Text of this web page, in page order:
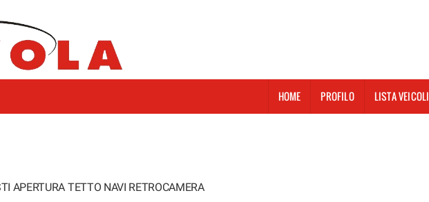
HOME PROFILO LISTA VEICOLI
APERTURA TETTO NAVI RETROCAMERA